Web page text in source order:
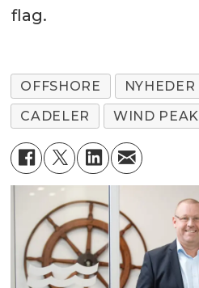
flag.
OFFSHORE NYHEDER
CADELER
WIND PEAK